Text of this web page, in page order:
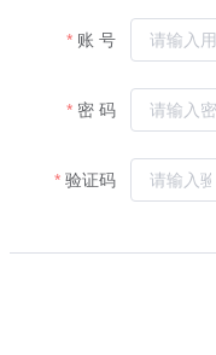
账 号
密 码
验证码